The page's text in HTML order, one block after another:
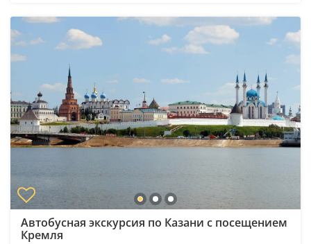
Автобусная экскурсия по Казани с посещением
Кремля